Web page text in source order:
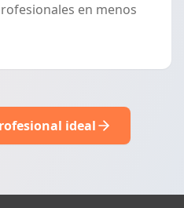
en menos
ideal